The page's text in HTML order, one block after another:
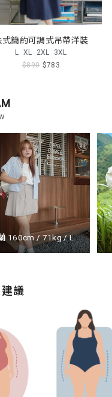
式簡約可調式吊帶洋裝
L XL 2XL 3XL
$890 $783
160cm / 71kg / L
議